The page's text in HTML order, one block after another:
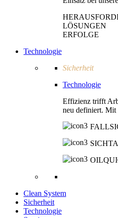
LÖSUNGEN
ERFOLGE
Technologie
Sicherheit
Technologie
Effizienz trifft
neu definiert. Mit
Clean System
Sicherheit
Technologie